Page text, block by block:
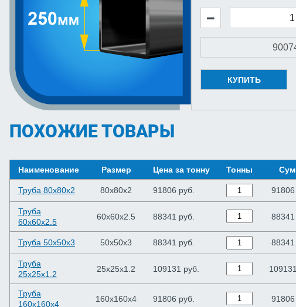
КУПИТЬ
ПОХОЖИЕ ТОВАРЫ
Наименование Размер Цена за тонну Тонны
Труба 80х80х2 80х80х2 91806 руб. 91806
Труба
60х60х2.5
60х60х2.5 88341 руб. 88341
Труба 50х50х3 50х50х3 88341 руб. 88341
Труба
25х25х1.2
25х25х1.2 109131 руб. 109131
Труба
160х160х4
160х160х4 91806 руб. 91806